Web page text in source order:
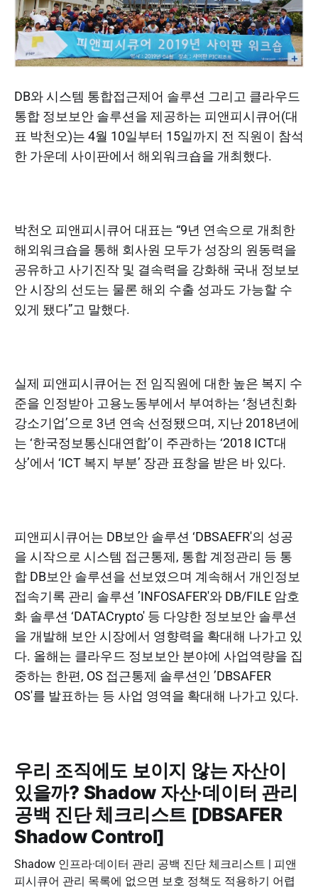
DB와 시스템 통합접근제어 솔루션 그리고 클라우드
통합 정보보안 솔루션을 제공하는 피앤피시큐어(대
표 박천오)는 4월 10일부터 15일까지 전 직원이 참석
한 가운데 사이판에서 해외워크숍을 개최했다.
박천오 피앤피시큐어 대표는 “9년 연속으로 개최한
해외워크숍을 통해 회사원 모두가 성장의 원동력을
공유하고 사기진작 및 결속력을 강화해 국내 정보보
안 시장의 선도는 물론 해외 수출 성과도 가능할 수
있게 됐다”고 말했다.
실제 피앤피시큐어는 전 임직원에 대한 높은 복지 수
준을 인정받아 고용노동부에서 부여하는 ‘청년친화
강소기업’으로 3년 연속 선정됐으며, 지난 2018년에
는 ‘한국정보통신대연합’이 주관하는 ‘2018 ICT대
상’에서 ‘ICT 복지 부분’ 장관 표창을 받은 바 있다.
피앤피시큐어는 DB보안 솔루션 ‘DBSAEFR'의 성공
을 시작으로 시스템 접근통제, 통합 계정관리 등 통
합 DB보안 솔루션을 선보였으며 계속해서 개인정보
접속기록 관리 솔루션 ’INFOSAFER'와 DB/FILE 암호
화 솔루션 ‘DATACrypto' 등 다양한 정보보안 솔루션
을 개발해 보안 시장에서 영향력을 확대해 나가고 있
다. 올해는 클라우드 정보보안 분야에 사업역량을 집
중하는 한편, OS 접근통제 솔루션인 ’DBSAFER
OS'를 발표하는 등 사업 영역을 확대해 나가고 있다.
우리 조직에도 보이지 않는 자산이
있을까? Shadow 자산·데이터 관리
공백 진단 체크리스트 [DBSAFER
Shadow Control]
Shadow 인프라·데이터 관리 공백 진단 체크리스트 | 피앤
피시큐어 관리 목록에 없으면 보호 정책도 적용하기 어렵